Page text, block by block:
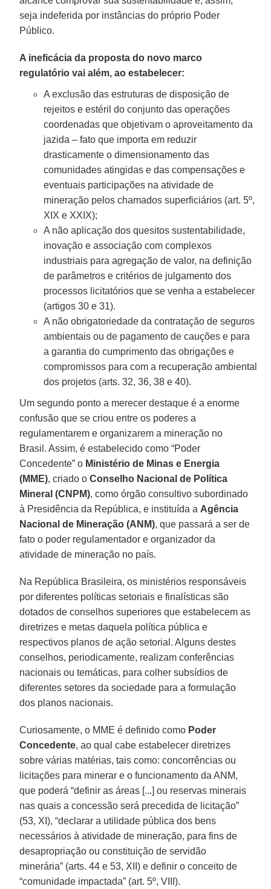
seja indeferida por instâncias do próprio Poder
Público.
A ineficácia da proposta do novo marco
regulatório vai além, ao estabelecer:
A exclusão das estruturas de disposição de
rejeitos e estéril do conjunto das operações
coordenadas que objetivam o aproveitamento da
jazida – fato que importa em reduzir
drasticamente o dimensionamento das
comunidades atingidas e das compensações e
eventuais participações na atividade de
mineração pelos chamados superficiários (art. 5º,
XIX e XXIX);
A não aplicação dos quesitos sustentabilidade,
inovação e associação com complexos
industriais para agregação de valor, na definição
de parâmetros e critérios de julgamento dos
processos licitatórios que se venha a estabelecer
(artigos 30 e 31).
A não obrigatoriedade da contratação de seguros
ambientais ou de pagamento de cauções e para
a garantia do cumprimento das obrigações e
compromissos para com a recuperação ambiental
dos projetos (arts. 32, 36, 38 e 40).
Um segundo ponto a merecer destaque é a enorme
confusão que se criou entre os poderes a
regulamentarem e organizarem a mineração no
Brasil. Assim, é estabelecido como “Poder
Concedente” o Ministério de Minas e Energia
(MME), criado oConselho Nacional de Política
Mineral (CNPM), como órgão consultivo subordinado
à Presidência da República, e instituída a Agência
Nacional de Mineração (ANM), que passará a ser de
fato o poder regulamentador e organizador da
atividade de mineração no país.
Na República Brasileira, os ministérios responsáveis
por diferentes políticas setoriais e finalísticas são
dotados de conselhos superiores que estabelecem as
diretrizes e metas daquela política pública e
respectivos planos de ação setorial. Alguns destes
conselhos, periodicamente, realizam conferências
nacionais ou temáticas, para colher subsídios de
diferentes setores da sociedade para a formulação
dos planos nacionais.
Curiosamente, o MME é definido como Poder
Concedente, ao qual cabe estabelecer diretrizes
sobre várias matérias, tais como: concorrências ou
licitações para minerar e o funcionamento da ANM,
que poderá “definir as áreas [...] ou reservas minerais
nas quais a concessão será precedida de licitação”
(53, XI), “declarar a utilidade pública dos bens
necessários à atividade de mineração, para fins de
desapropriação ou constituição de servidão
minerária” (arts. 44 e 53, XII) e definir o conceito de
“comunidade impactada” (art. 5º, VIII).